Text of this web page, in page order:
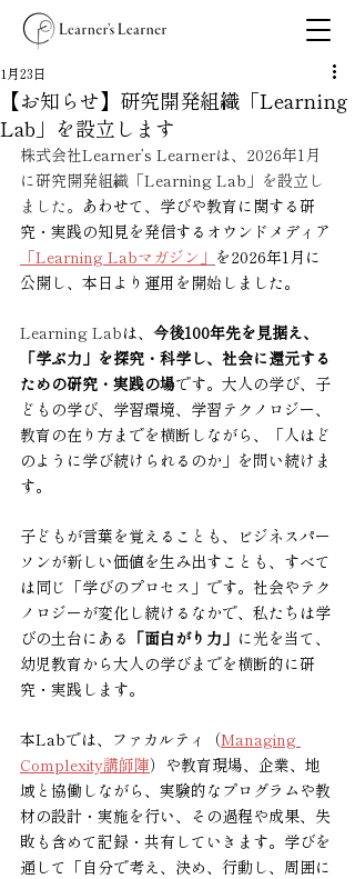
【お知らせ】研究開発組織「Learning
Lab」を設立します
1月23日
株式会社Learner’s Learnerは、2026年1月
に研究開発組織「Learning Lab」を設立し
ました。 あわせて、学びや教育に関する研
究・実践の知見を発信するオウンドメディア
「Learning Labマガジン」 を2026年1月に
公開し、本日より運用を開始しました。
Learning Labは、 今後100年先を見据え、
「学ぶ力」を探究・科学し、社会に還元する
ための研究・実践の場です。大人の学び、子
どもの学び、学習環境、学習テクノロジー、
教育の在り方までを横断しながら、「人はど
のように学び続けられるのか」を問い続けま
す。
子どもが言葉を覚えることも、ビジネスパー
ソンが新しい価値を生み出すことも、すべて
は同じ「学びのプロセス」です。社会やテク
ノロジーが変化し続けるなかで、私たちは学
びの土台にある 「面白がり力」 に光を当て、
幼児教育から大人の学びまでを横断的に研
究・実践します。
本Labでは、ファカルティ（Managing
Complexity講師陣）や教育現場、企業、地
域と協働しながら、実験的なプログラムや教
材の設計・実施を行い、その過程や成果、失
敗も含めて記録・共有していきます。学びを
通して「自分で考え、決め、行動し、周囲に